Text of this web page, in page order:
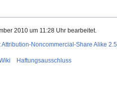
2010 um 11:28 Uhr bearbeitet.
Attribution-Noncommercial-Share Alike 2.5
Haftungsausschluss